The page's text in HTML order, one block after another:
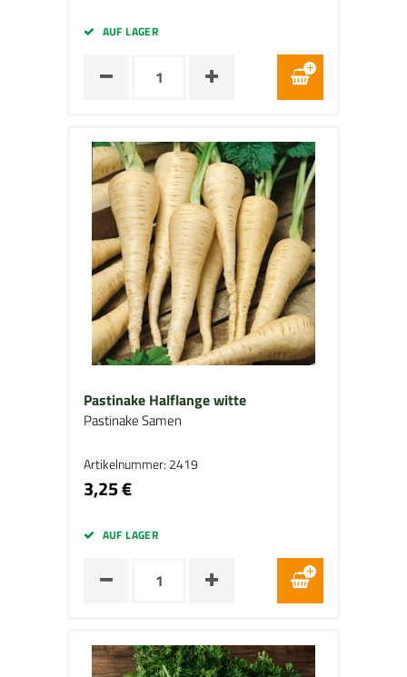
AUF LAGER
Pastinake Halflange witte
Pastinake Samen
Artikelnummer: 2419
3,25 €
AUF LAGER